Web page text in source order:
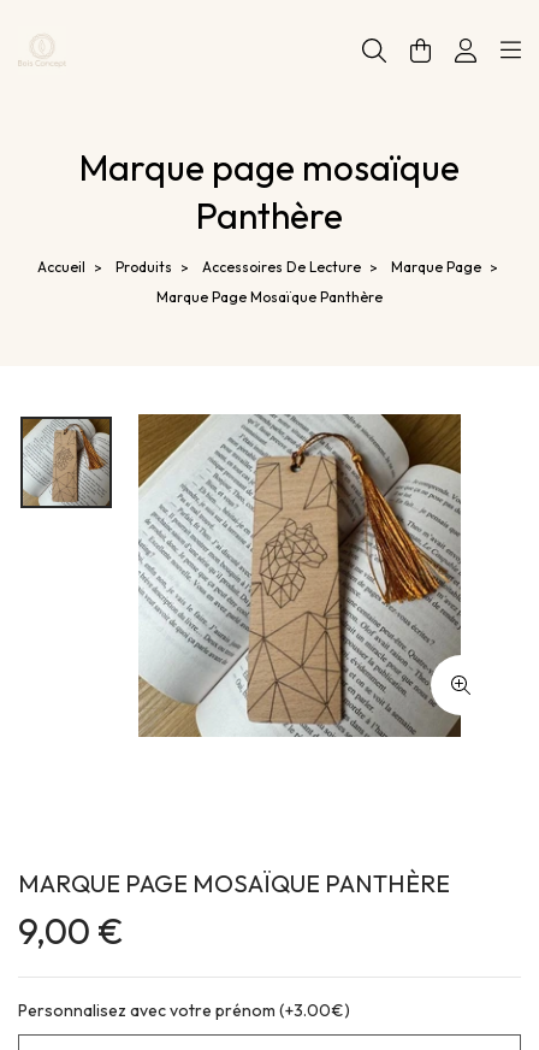
Marque page mosaïque
Panthère
Accueil > Produits > Accessoires De Lecture > Marque Page >
Marque Page Mosaïque Panthère
MARQUE PAGE MOSAÏQUE PANTHÈRE
9,00 €
Personnalisez avec votre prénom (+3.00€)